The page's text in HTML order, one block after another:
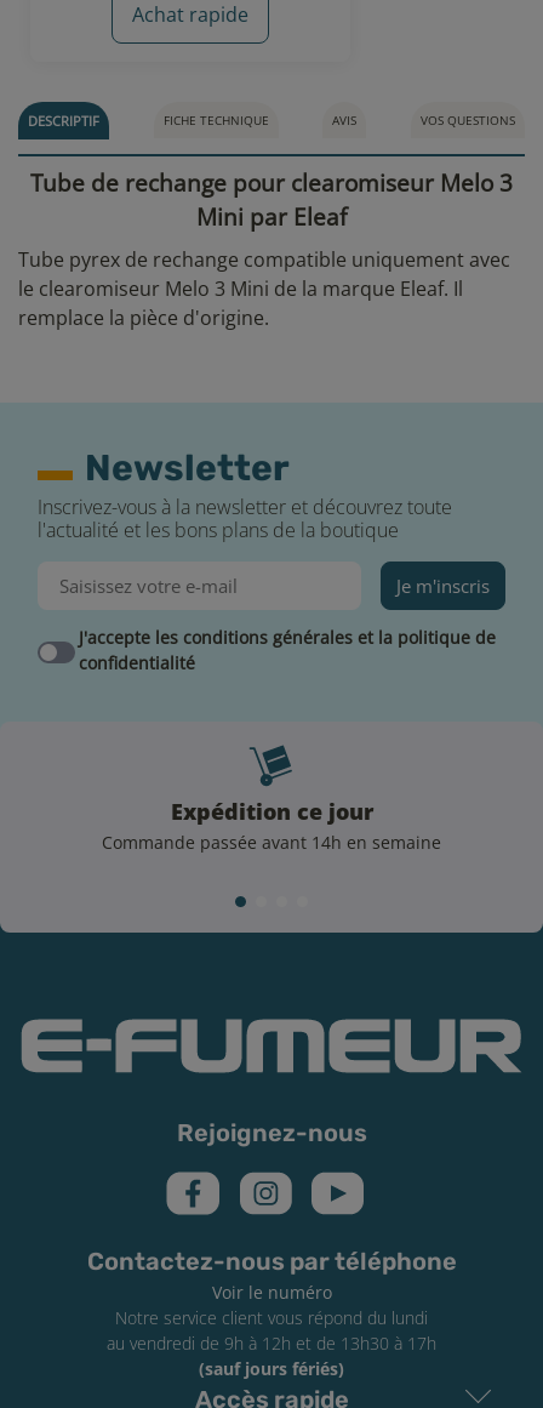
5 avis
Achat rapide
DESCRIPTIF FICHE TECHNIQUE AVIS VOS QUESTIONS
Tube de rechange pour clearomiseur Melo 3
Mini par Eleaf
Tube pyrex de rechange compatible uniquement avec
le clearomiseur Melo 3 Mini de la marque Eleaf. Il
remplace la pièce d'origine.
Newsletter
Inscrivez-vous à la newsletter et découvrez toute
l'actualité et les bons plans de la boutique
Je m'inscris
J'accepte les conditions générales et la politique de
confidentialité
Expédition ce jour
Commande passée avant 14h en semaine
Rejoignez-nous
Contactez-nous par téléphone
Voir le numéro
Notre service client vous répond du lundi
au vendredi de 9h à 12h et de 13h30 à 17h
(sauf jours fériés)
Accès rapide